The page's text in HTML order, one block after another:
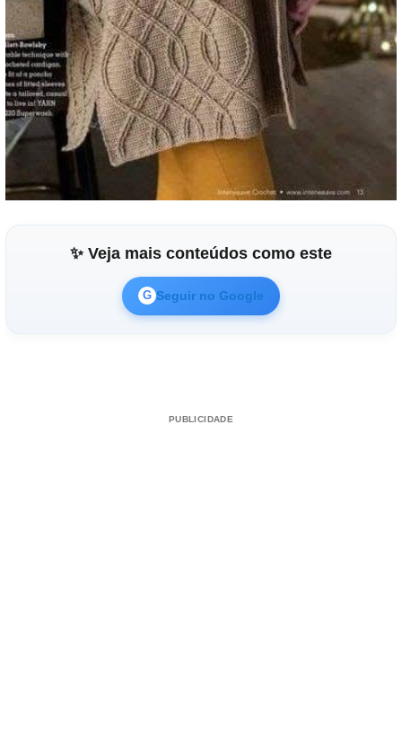
✨ Veja mais conteúdos como este
G Seguir no Google
PUBLICIDADE